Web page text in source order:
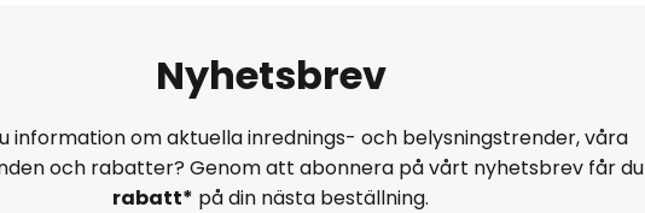
Nyhetsbrev
information om aktuella inrednings- och belysningstrender, våra
och rabatter? Genom att abonnera på vårt nyhetsbrev får du
rabatt* på din nästa beställning.